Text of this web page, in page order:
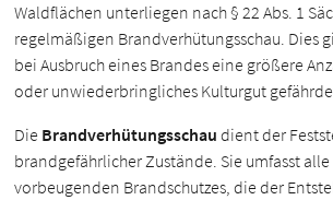
Waldflächen unterliegen nach § 22 Abs. 1
regelmäßigen Brandverhütungsschau. Dies
bei Ausbruch eines Brandes eine größere
oder unwiederbringliches Kulturgut
Die Brandverhütungsschau dient der
brandgefährlicher Zustände. Sie umfasst
vorbeugenden Brandschutzes, die der